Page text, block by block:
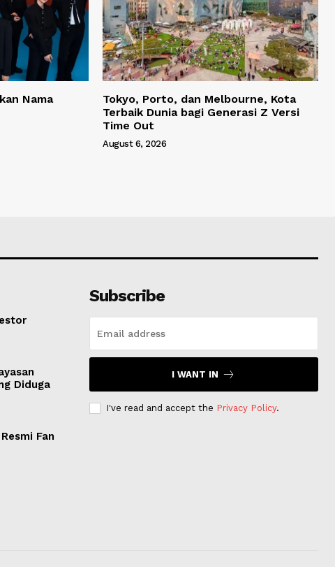
Nama
Tokyo, Porto, dan Melbourne, Kota
Terbaik Dunia bagi Generasi Z Versi
Time Out
August 6, 2026
Diduga
Fan
Subscribe
I WANT IN
I've read and accept the Privacy Policy.